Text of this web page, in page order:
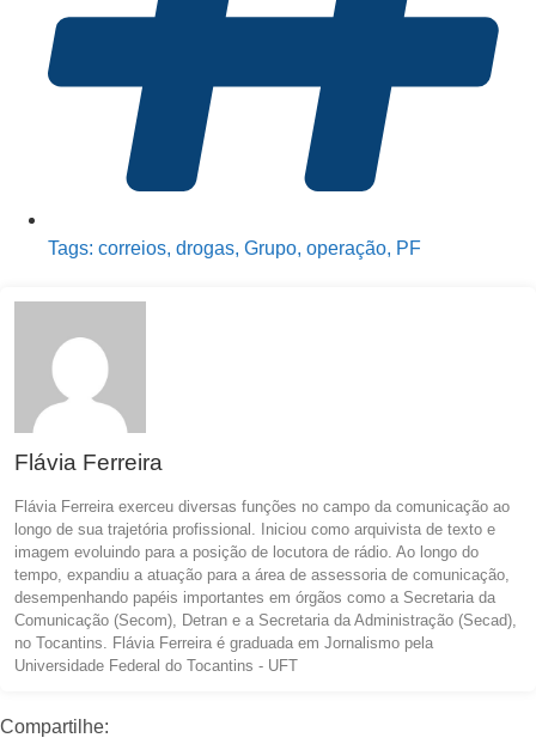
Tags: correios, drogas, Grupo, operação, PF
Flávia Ferreira
Flávia Ferreira exerceu diversas funções no campo da comunicação ao
longo de sua trajetória profissional. Iniciou como arquivista de texto e
imagem evoluindo para a posição de locutora de rádio. Ao longo do
tempo, expandiu a atuação para a área de assessoria de comunicação,
desempenhando papéis importantes em órgãos como a Secretaria da
Comunicação (Secom), Detran e a Secretaria da Administração (Secad),
no Tocantins. Flávia Ferreira é graduada em Jornalismo pela
Universidade Federal do Tocantins - UFT
Compartilhe: